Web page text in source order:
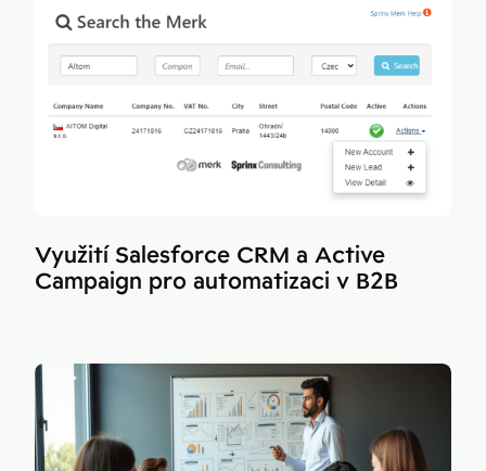
Využití Salesforce CRM a Active
Campaign pro automatizaci v B2B